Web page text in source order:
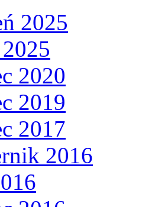
2025
2020
2019
2017
2016